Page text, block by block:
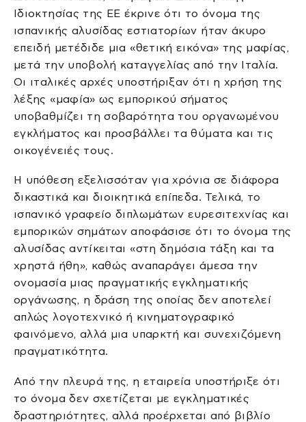
Ιδιοκτησίας της ΕΕ έκρινε ότι το όνομα της
ισπανικής αλυσίδας εστιατορίων ήταν άκυρο
επειδή μετέδιδε μια «θετική εικόνα» της μαφίας,
μετά την υποβολή καταγγελίας από την Ιταλία.
Οι ιταλικές αρχές υποστήριξαν ότι η χρήση της
λέξης «μαφία» ως εμπορικού σήματος
υποβαθμίζει τη σοβαρότητα του οργανωμένου
εγκλήματος και προσβάλλει τα θύματα και τις
οικογένειές τους.
Η υπόθεση εξελισσόταν για χρόνια σε διάφορα
δικαστικά και διοικητικά επίπεδα. Τελικά, το
ισπανικό γραφείο διπλωμάτων ευρεσιτεχνίας και
εμπορικών σημάτων αποφάσισε ότι το όνομα της
αλυσίδας αντίκειται «στη δημόσια τάξη και τα
χρηστά ήθη», καθώς αναπαράγει άμεσα την
ονομασία μιας πραγματικής εγκληματικής
οργάνωσης, η δράση της οποίας δεν αποτελεί
απλώς λογοτεχνικό ή κινηματογραφικό
φαινόμενο, αλλά μια υπαρκτή και συνεχιζόμενη
πραγματικότητα.
Από την πλευρά της, η εταιρεία υποστήριξε ότι
το όνομα δεν σχετίζεται με εγκληματικές
δραστηριότητες, αλλά προέρχεται από βιβλίο